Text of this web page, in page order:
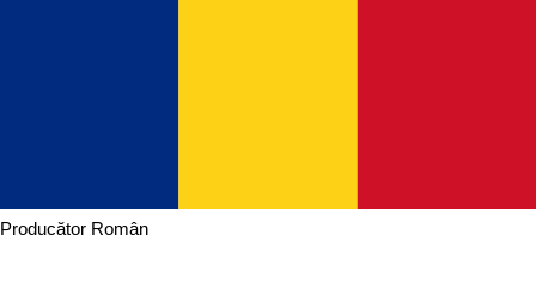
Producător Român